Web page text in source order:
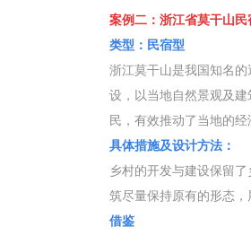
案例二：浙江省莫干山民
类型：民宿型
浙江莫干山是我国知名
设，以当地自然景观及
民，有效推动了当地的
具体措施及设计方法：
乡村的开发与建设保留
筑尽量保持原有的形态
借鉴